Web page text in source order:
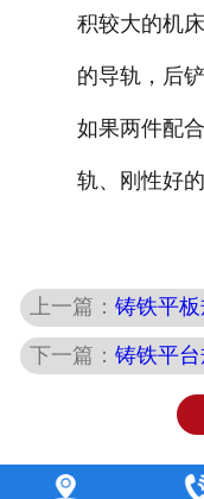
积较大的机
的导轨，后
如果两件配
轨、刚性好
上一篇：铸铁平
下一篇：铸铁平